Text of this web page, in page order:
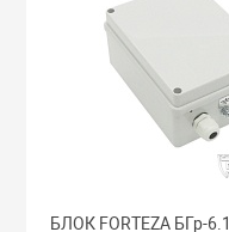
БЛОК FORTEZA БГр-6.1